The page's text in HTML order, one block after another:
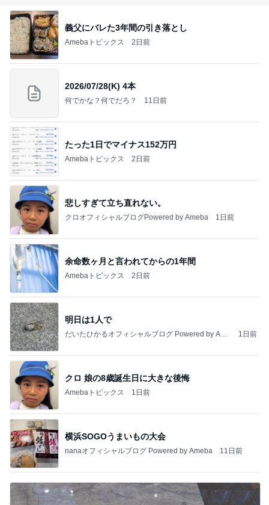
義父にバレた3年間の引き落とし
Amebaトピックス 2日前
2026/07/28(K) 4本
何でかな？何でだろ？ 11日前
たった1日でマイナス152万円
Amebaトピックス 2日前
悲しすぎて立ち直れない。
クロオフィシャルブログPowered by Ameba 1日前
余命数ヶ月と言われてからの1年間
Amebaトピックス 2日前
明日は1人で
だいたひかるオフィシャルブログ Powered by Ame
1日前
クロ 娘の8歳誕生日に大きな後悔
Amebaトピックス 1日前
横浜SOGOうまいもの大会
nanaオフィシャルブログ Powered by Ameba 11日前